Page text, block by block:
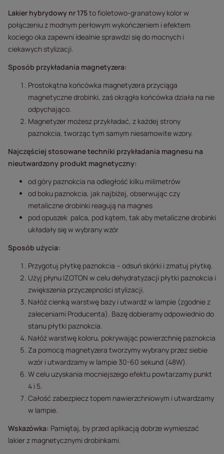
Lakier hybrydowy nr 175to fioletowo-granatowy kolor w
połączeniu z modnym perłowym wykończeniem i efektem
kociego oka zapewni idealnie sprawdzi się do mocnych i
ciekawych stylizacji.
Sposób przykładania magnetyzera:
Prostokątna końcówka magnetyzera przyciąga
magnetyczne drobinki, zaś okrągła końcówka działa na nie
odpychająco.
Magnetyzer możesz przykładać, z każdej strony
paznokcia, tworząc tym samym niesamowite wzory.
Najczęściej stosowane techniki przykładania magnesu na
nieutwardzony produkt magnetyczny:
od góry paznokcia na odległość kilku milimetrów
od boku paznokcia, jak najbiżej, obserwując czy
metaliczne drobinki reagują na magnes
pod opuszek palca, pod kątem, tak aby metaliczne drobinki
układały się w wybrany wzór
Sposób użycia:
Przygotuj płytkę paznokcia – odsuń skórki i zmatuj płytkę.
Użyj płynu IZOTON w celu dehydratyzacji płytki paznokcia i
zwiększenia przyczepności stylizacji.
Nałóż cienką warstwę bazy i utwardź w lampie (zgodnie z
zaleceniami Producenta). Bazę dobieramy odpowiednio do
stanu płytki paznokcia.
Nałóż warstwę koloru, pokrywając powierzchnię paznokcia
Za pomocą magnetyzera tworzymy wybrany przez siebie
wzór i utwardzamy w lampie 30-60 sekund (48W).
W celu uzyskania mocniejszego efektu powtarzamy punkt
4 i 5.
Całość zabezpiecz topem nawierzchniowym i utwardzamy
w lampie.
Wskazówka: Pamiętaj, by przed aplikacją dobrze wymieszać
lakier z magnetycznymi drobinkami.